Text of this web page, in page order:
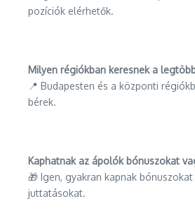
pozíciók elérhetők.
Milyen régiókban keresnek a
📍 Budapesten és a központi
bérek.
Kaphatnak az ápolók bónuszokat
🎁 Igen, gyakran kapnak
juttatásokat.